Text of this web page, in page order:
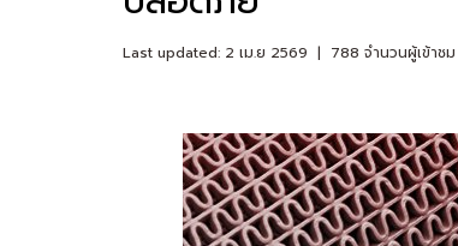
Last updated: 2 เม.ย 2569 | 788 จำนวนผู้เข้าชม